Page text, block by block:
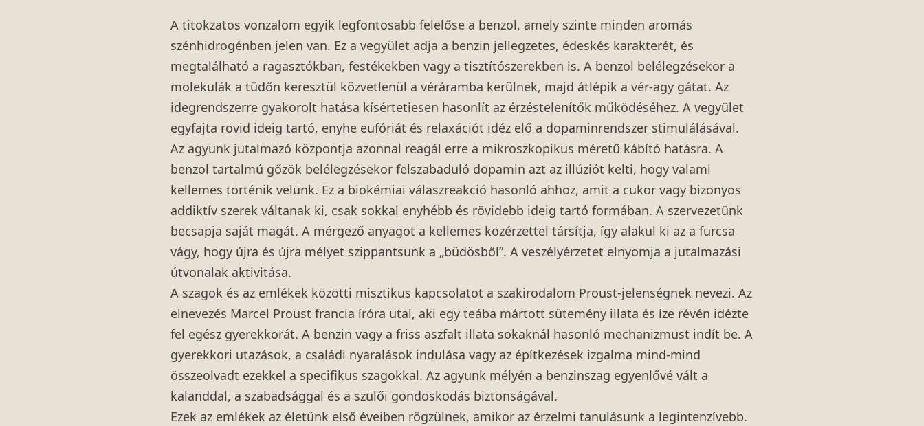
A titokzatos vonzalom egyik legfontosabb felelőse a benzol, amely szinte minden aromás
szénhidrogénben jelen van. Ez a vegyület adja a benzin jellegzetes, édeskés karakterét, és
megtalálható a ragasztókban, festékekben vagy a tisztítószerekben is. A benzol belélegzésekor a
molekulák a tüdőn keresztül közvetlenül a véráramba kerülnek, majd átlépik a vér-agy gátat. Az
idegrendszerre gyakorolt hatása kísértetiesen hasonlít az érzéstelenítők működéséhez. A vegyület
egyfajta rövid ideig tartó, enyhe eufóriát és relaxációt idéz elő a dopaminrendszer stimulálásával.
Az agyunk jutalmazó központja azonnal reagál erre a mikroszkopikus méretű kábító hatásra. A
benzol tartalmú gőzök belélegzésekor felszabaduló dopamin azt az illúziót kelti, hogy valami
kellemes történik velünk. Ez a biokémiai válaszreakció hasonló ahhoz, amit a cukor vagy bizonyos
addiktív szerek váltanak ki, csak sokkal enyhébb és rövidebb ideig tartó formában. A szervezetünk
becsapja saját magát. A mérgező anyagot a kellemes közérzettel társítja, így alakul ki az a furcsa
vágy, hogy újra és újra mélyet szippantsunk a „büdösből”. A veszélyérzetet elnyomja a jutalmazási
útvonalak aktivitása.
A szagok és az emlékek közötti misztikus kapcsolatot a szakirodalom Proust-jelenségnek nevezi. Az
elnevezés Marcel Proust francia íróra utal, aki egy teába mártott sütemény illata és íze révén idézte
fel egész gyerekkorát. A benzin vagy a friss aszfalt illata sokaknál hasonló mechanizmust indít be. A
gyerekkori utazások, a családi nyaralások indulása vagy az építkezések izgalma mind-mind
összeolvadt ezekkel a specifikus szagokkal. Az agyunk mélyén a benzinszag egyenlővé vált a
kalanddal, a szabadsággal és a szülői gondoskodás biztonságával.
Ezek az emlékek az életünk első éveiben rögzülnek, amikor az érzelmi tanulásunk a legintenzívebb.